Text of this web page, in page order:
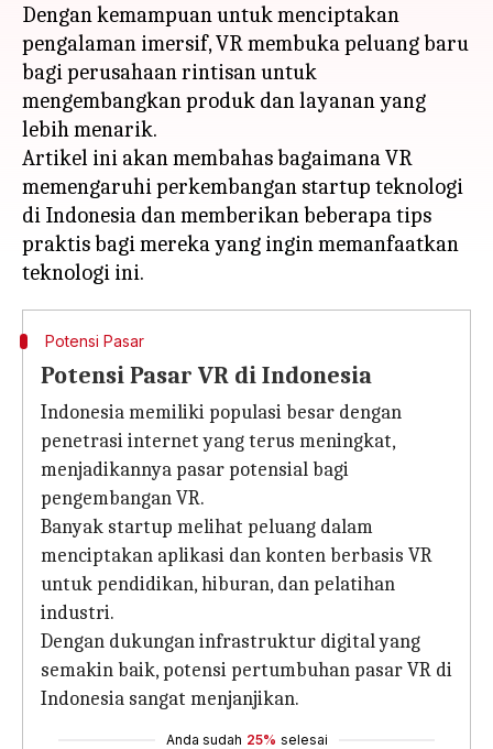
Dengan kemampuan untuk menciptakan
pengalaman imersif, VR membuka peluang baru
bagi perusahaan rintisan untuk
mengembangkan produk dan layanan yang
lebih menarik.
Artikel ini akan membahas bagaimana VR
memengaruhi perkembangan startup teknologi
di Indonesia dan memberikan beberapa tips
praktis bagi mereka yang ingin memanfaatkan
Potensi Pasar
Potensi Pasar VR di Indonesia
Indonesia memiliki populasi besar dengan
penetrasi internet yang terus meningkat,
menjadikannya pasar potensial bagi
pengembangan VR.
Banyak startup melihat peluang dalam
menciptakan aplikasi dan konten berbasis VR
untuk pendidikan, hiburan, dan pelatihan
industri.
Dengan dukungan infrastruktur digital yang
semakin baik, potensi pertumbuhan pasar VR di
Indonesia sangat menjanjikan.
Anda sudah 25% selesai